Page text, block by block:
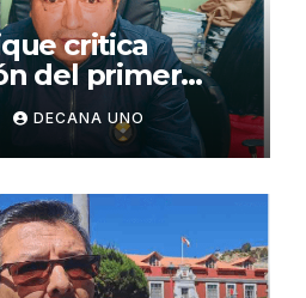
critica
del primer
de Keiko
DECANA UNO